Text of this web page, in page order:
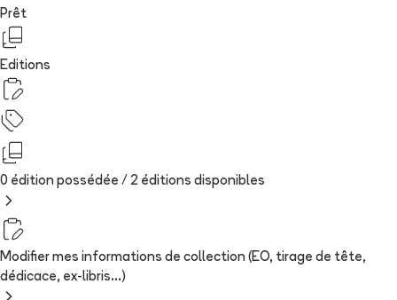
Prêt
Editions
0 édition possédée / 2 éditions disponibles
Modifier mes informations de collection (EO, tirage de tête,
dédicace, ex-libris...)